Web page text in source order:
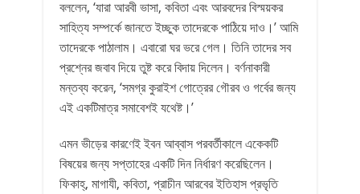
বললেন, ‘যারা আরবী ভাসা, কবিতা এবং আরবদের বিস্ময়কর
সাহিত্য সম্পর্কে জানতে ইচ্ছুক তাদেরকে পাঠিয়ে দাও।’ আমি
তাদেরকে পাঠালাম। এবারো ঘর ভরে গেল। তিনি তাদের সব
প্রশ্নের জবাব দিয়ে তুষ্ট করে বিদায় দিলেন। বর্ণনাকারী
মন্তব্য করেন, ‘সমগ্র কুরাইশ গোত্রের গৌরব ও গর্বের জন্য
এই একটিমাত্র সমাবেশই যথেষ্ট।’
এমন ভীড়ের কারণেই ইবন আব্বাস পরবর্তীকালে একেকটি
বিষয়ের জন্য সপ্তাহের একটি দিন নির্ধারণ করেছিলেন।
ফিকাহ্, মাগাযী, কবিতা, প্রাচীন আরবের ইতিহাস প্রভৃতি